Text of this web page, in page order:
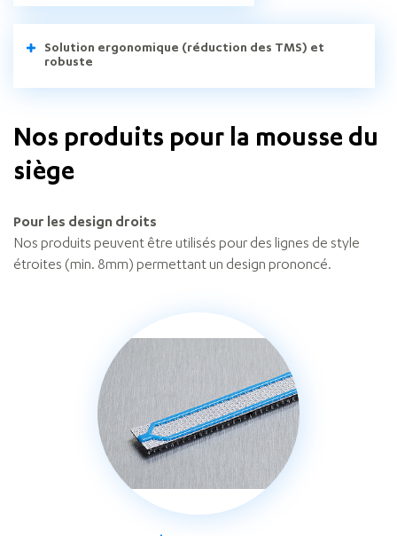
Solution ergonomique (réduction des TMS) et
robuste
Nos produits pour la mousse du
siège
Pour les design droits
Nos produits peuvent être utilisés pour des lignes de style
étroites (min. 8mm) permettant un design prononcé.